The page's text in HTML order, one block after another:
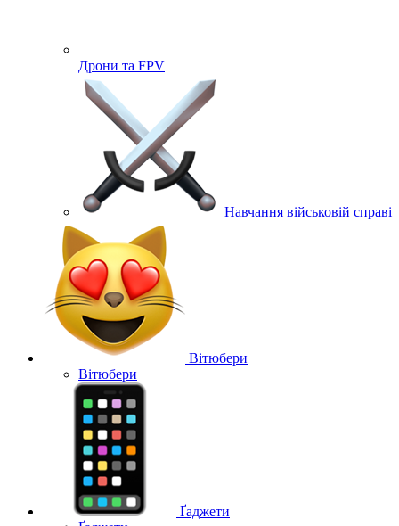
Дрони та FPV
Навчання військовій справі
Вітюбери
Вітюбери
Ґаджети